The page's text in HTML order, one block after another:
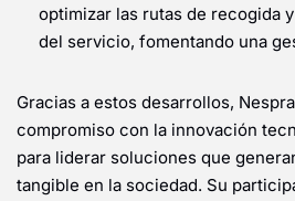
optimizar las rutas de recogida
del servicio, fomentando una
Gracias a estos desarrollos,
compromiso con la innovación
para liderar soluciones que
tangible en la sociedad. Su